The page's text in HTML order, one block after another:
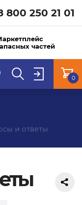
800 250 21 01
частей
0
и ответы